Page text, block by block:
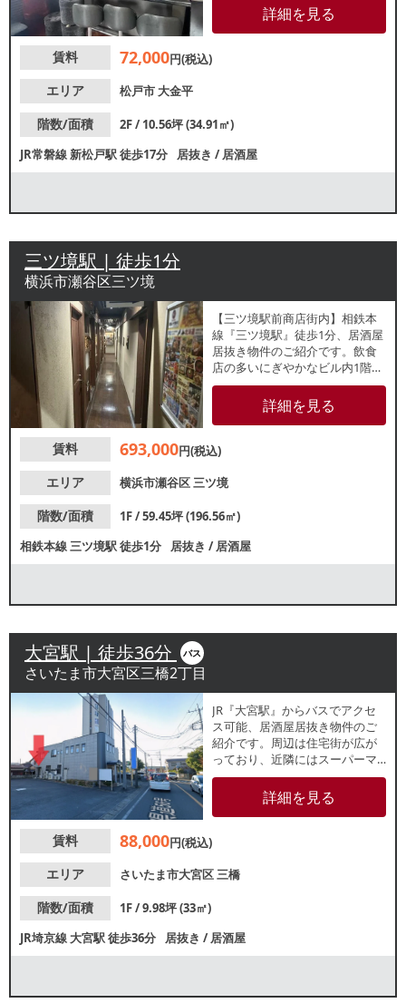
ており、近隣住民のリピーター
獲得が期待できます！地域密着
詳細を見る
賃料 72,000円(税込)
エリア
松戸市 大金平
階数/面積
2F / 10.56坪 (34.91㎡)
JR常磐線新松戸駅徒歩17分 居抜き /居酒屋
三ツ境駅 | 徒歩1分
横浜市瀬谷区三ツ境
【三ツ境駅前商店街内】相鉄本
線『三ツ境駅』徒歩1分、居酒屋
居抜き物件のご紹介です。飲食
店の多いにぎやかなビル内1階店
舗！24時間利用可能で重飲食の
ご相談も可能です。他フロアで
はカレー屋や韓国料理屋などが
ください。
詳細を見る
賃料 693,000円(税込)
エリア
横浜市瀬谷区三ツ境
階数/面積
1F / 59.45坪 (196.56㎡)
相鉄本線三ツ境駅徒歩1分 居抜き /居酒屋
大宮駅 | 徒歩36分 バス
さいたま市大宮区三橋2丁目
JR『大宮駅』からバスでアクセ
ス可能、居酒屋居抜き物件のご
紹介です。周辺は住宅街が広が
っており、近隣にはスーパーマ
ーケットがございます。県道沿
いの建物ですが、入り口は奥ま
っており、隠れ家的な店舗で
詳細を見る
賃料 88,000円(税込)
エリア
さいたま市大宮区三橋
階数/面積
1F / 9.98坪 (33㎡)
JR埼京線 大宮駅徒歩36分 居抜き /居酒屋